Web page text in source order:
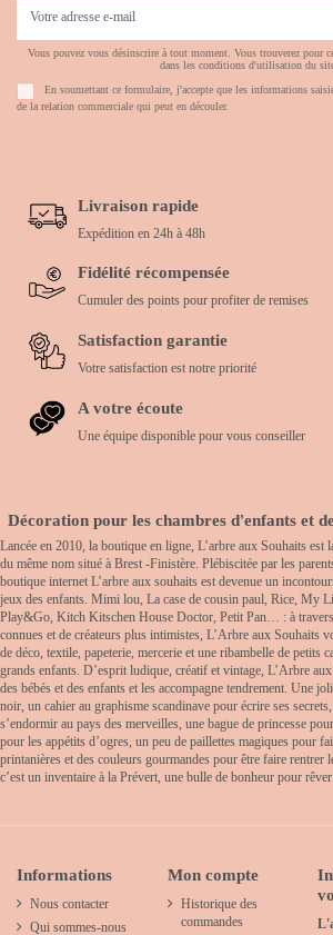
Vous pouvez vous désinscrire à tout moment. Vous trouverez pour
dans les conditions d'utilisation du
En soumettant ce formulaire, j'accepte que les informations
de la relation commerciale qui peut en découler.
Livraison rapide
Expédition en 24h à 48h
Fidélité récompensée
Cumuler des points pour profiter de remises
Satisfaction garantie
Votre satisfaction est notre priorité
A votre écoute
Une équipe disponible pour vous conseiller
Décoration pour les chambres d'enfants et
Lancée en 2010, la boutique en ligne, L’arbre aux Souhaits
du même nom situé à Brest -Finistère. Plébiscitée par les
boutique internet L’arbre aux souhaits est devenue un
jeux des enfants. Mimi lou, La case de cousin paul, Rice, My
Play&Go, Kitch Kitschen House Doctor, Petit Pan… : à
connues et de créateurs plus intimistes, L’Arbre aux Souhaits
de déco, textile, papeterie, mercerie et une ribambelle de petits
grands enfants. D’esprit ludique, créatif et vintage, L’Arbre
des bébés et des enfants et les accompagne tendrement. Une
noir, un cahier au graphisme scandinave pour écrire ses
s’endormir au pays des merveilles, une bague de princesse
pour les appétits d’ogres, un peu de paillettes magiques pour
printanières et des couleurs gourmandes pour être faire rentrer
c’est un inventaire à la Prévert, une bulle de bonheur pour
Informations
Nous contacter
Qui sommes-nous
Mon compte
Historique des
commandes